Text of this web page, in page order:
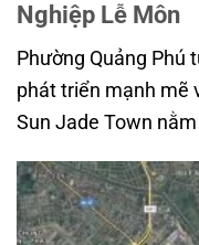
Nghiệp Lễ Môn
Phường Quảng Phú
phát triển mạnh mẽ
Sun Jade Town